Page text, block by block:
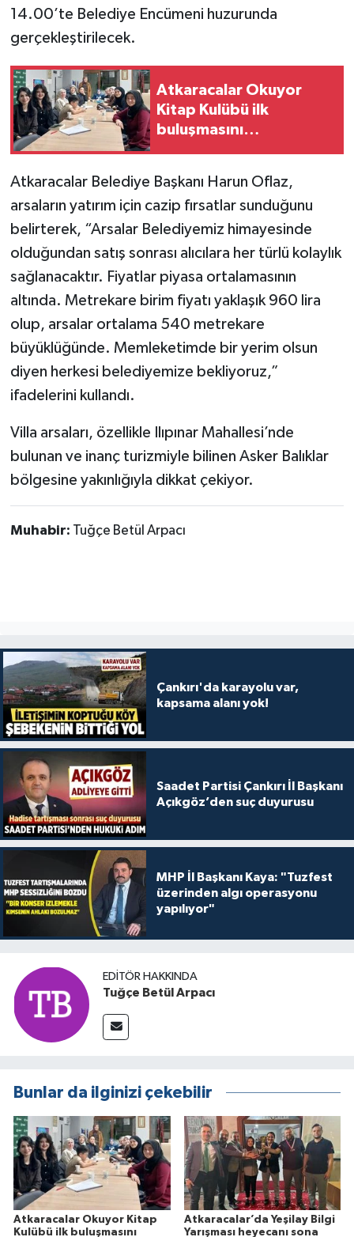
14.00’te Belediye Encümeni huzurunda
gerçekleştirilecek.
Atkaracalar Okuyor
Kitap Kulübü ilk
buluşmasını
Atkaracalar Belediye Başkanı Harun Oflaz,
arsaların yatırım için cazip fırsatlar sunduğunu
belirterek, “Arsalar Belediyemiz himayesinde
olduğundan satış sonrası alıcılara her türlü kolaylık
sağlanacaktır. Fiyatlar piyasa ortalamasının
altında. Metrekare birim fiyatı yaklaşık 960 lira
olup, arsalar ortalama 540 metrekare
büyüklüğünde. Memleketimde bir yerim olsun
diyen herkesi belediyemize bekliyoruz,”
ifadelerini kullandı.
Villa arsaları, özellikle Ilıpınar Mahallesi’nde
bulunan ve inanç turizmiyle bilinen Asker Balıklar
bölgesine yakınlığıyla dikkat çekiyor.
Muhabir: Tuğçe Betül Arpacı
Çankırı'da karayolu var,
kapsama alanı yok!
Saadet Partisi Çankırı İl Başkanı
Açıkgöz’den suç duyurusu
MHP İl Başkanı Kaya: "Tuzfest
üzerinden algı operasyonu
yapılıyor"
EDITÖR HAKKINDA
Tuğçe Betül Arpacı
Bunlar da ilginizi çekebilir
Atkaracalar Okuyor Kitap
Kulübü ilk buluşmasını
Atkaracalar’da Yeşilay Bilgi
Yarışması heyecanı sona